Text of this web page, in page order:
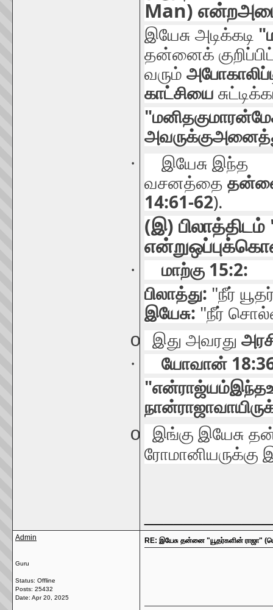
Man) என்ற
இயேசு அடிக்கடி "
தன்னைக்
வரும்
காட்சியை
"மனிதகுமாரன்
அவருக்கு
· இயேசு இந்த
வசனத்தை
14:61-62).
(இ) பிலாத்திடம்
என்று
·
மாற்கு 15:2:
பிலாத்து: "நீர்
இயேசு: "நீர்
o இது அவரது
· யோவான்
"என்ராஜ்யம்இந்த
நான்
o இங்கு இயேசு
ரோமானியருக்கு
Admin
Guru
Status: Offline
Posts: 25432
Date: Apr 20, 2025
RE: இயேசு தன்னை "யூதர்களின் ராஜா"